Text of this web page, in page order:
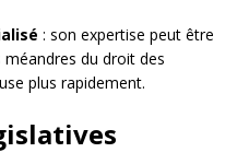
: son expertise peut être
du droit des
plus rapidement.